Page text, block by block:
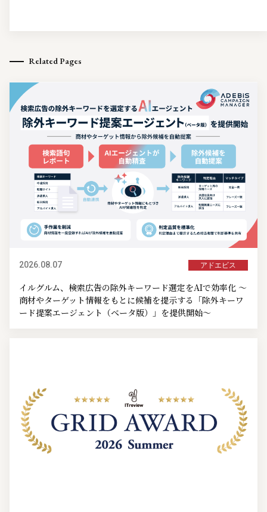
Related Pages
2026.08.07 アドエビス
イルグルム、検索広告の除外キーワード選定をAIで効率化 ～
商材やターゲット情報をもとに候補を提示する「除外キーワ
ード提案エージェント（ベータ版）」を提供開始～